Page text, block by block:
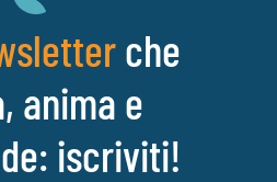
che
anima e
iscriviti!